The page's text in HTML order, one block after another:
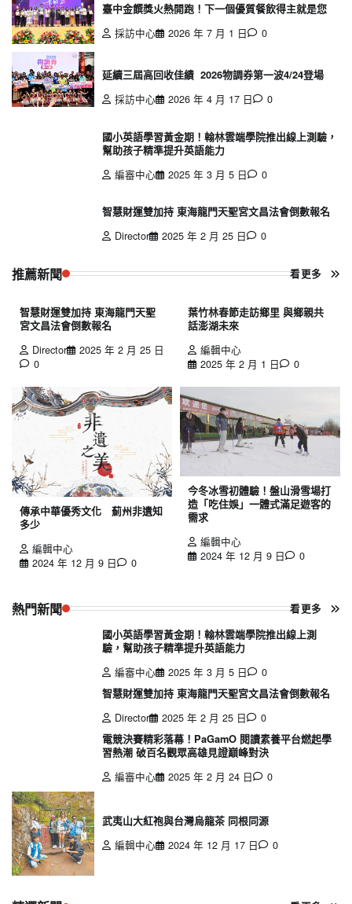
臺中金饌獎火熱開跑！下一個優質餐飲得主就是您
採訪中心
2026 年 7 月 1 日 0
延續三屆高回收佳績 2026物調券第一波4/24登場
採訪中心
2026 年 4 月 17 日 0
國小英語學習黃金期！翰林雲端學院推出線上測驗，
幫助孩子精準提升英語能力
編審中心
2025 年 3 月 5 日 0
智慧財運雙加持 東海龍門天聖宮文昌法會倒數報名
Director
2025 年 2 月 25 日 0
推薦新聞 看更多
智慧財運雙加持 東海龍門天聖
宮文昌法會倒數報名
Director
2025 年 2 月 25 日
0
葉竹林春節走訪鄉里 與鄉親共
話澎湖未來
編輯中心
2025 年 2 月 1 日
0
傳承中華優秀文化 薊州非遺知
多少
編輯中心
2024 年 12 月 9 日
0
今冬冰雪初體驗！盤山滑雪場打
造「吃住娛」一體式滿足遊客的
需求
編輯中心
2024 年 12 月 9 日
0
熱門新聞 看更多
國小英語學習黃金期！翰林雲端學院推出線上測
驗，幫助孩子精準提升英語能力
編審中心
2025 年 3 月 5 日
0
智慧財運雙加持 東海龍門天聖宮文昌法會倒數報名
Director
2025 年 2 月 25 日
0
電競決賽精彩落幕！PaGamO 閱讀素養平台燃起學
習熱潮 破百名觀眾高雄見證巔峰對決
編審中心
2025 年 2 月 24 日 0
武夷山大紅袍與台灣烏龍茶 同根同源
編輯中心
2024 年 12 月 17 日 0